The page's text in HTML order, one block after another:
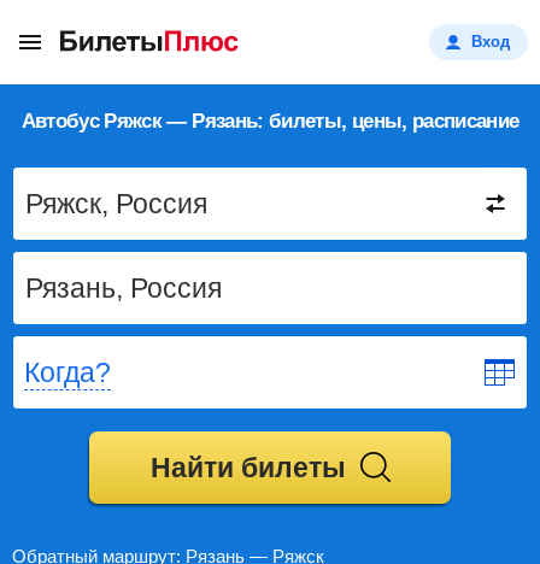
Вход
Автобус Ряжск — Рязань: билеты, цены, расписание
Когда?
Найти билеты
Обратный маршрут: Рязань — Ряжск